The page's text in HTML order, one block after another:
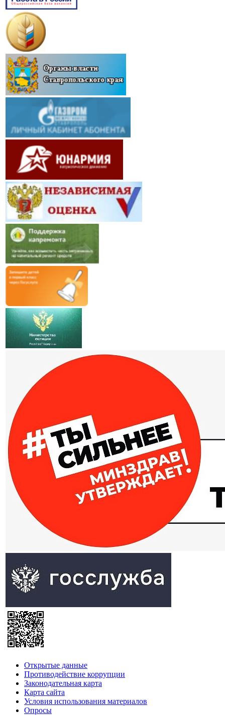
Открытые данные
Противодействие коррупции
Законодательная карта
Карта сайта
Условия использования материалов
Опросы